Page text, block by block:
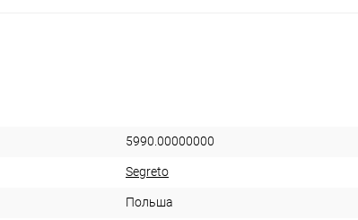
5990.00000000
Segreto
Польша